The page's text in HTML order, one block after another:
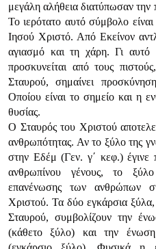
μεγάλη αλήθεια διατύπωσαν
Το ιερότατο αυτό σύμβολο
Ιησού Χριστό. Από Εκείνον
αγιασμό και τη χάρη. Γι αυτό
προσκυνείται από τους
Σταυρού, σημαίνει
Οποίου είναι το σημείο και η
θυσίας.
Ο Σταυρός του Χριστού
ανθρωπότητας. Αν το ξύλο της
στην Εδέμ (Γεν. γ΄ κεφ.) έγινε
ανθρωπίνου γένους, το
επανένωσης των ανθρώπων
Χριστού. Τα δύο εγκάρσια
Σταυρού, συμβολίζουν την
(κάθετο ξύλο) και την